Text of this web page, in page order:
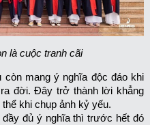
là cuộc tranh cãi
mang ý nghĩa độc đáo khi
đời. Đây trở thành lời khẳng
khi chụp ảnh kỷ yếu.
đủ ý nghĩa thì trước hết đó